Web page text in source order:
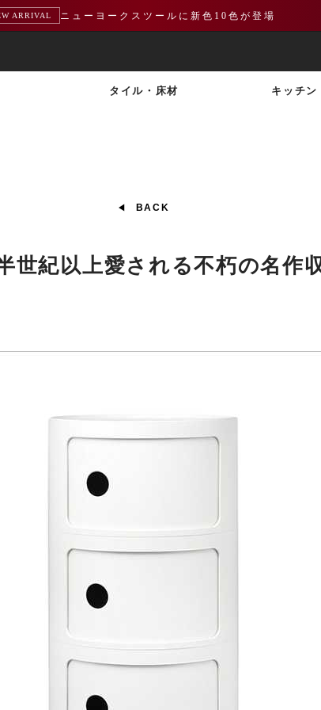
ARRIVAL ニューヨークスツールに新色10色が登場
タイル・床材 キッチン
BACK
世紀以上愛される不朽の名作